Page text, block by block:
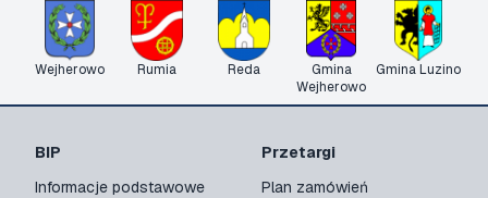
Wejherowo Rumia Reda
Gmina
Wejherowo
Gmina Luzino
BIP
Informacje podstawowe
Przetargi
Plan zamówień